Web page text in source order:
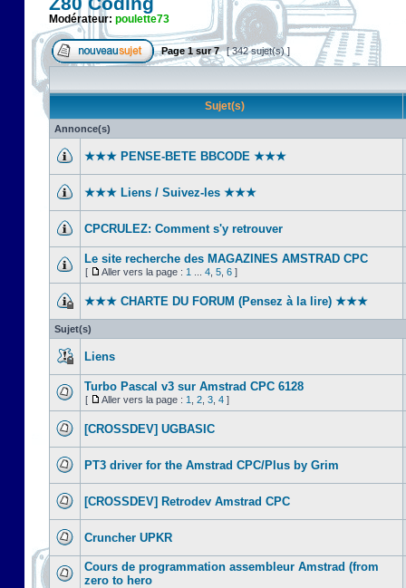
Modérateur: poulette73
Page1sur7 [ 342 sujet(s) ]
Sujet(s)
Annonce(s)
★★★ PENSE-BETE BBCODE ★★★
★★★ Liens / Suivez-les ★★★
CPCRULEZ: Comment s'y retrouver‎
Le site recherche des MAGAZINES AMSTRAD CPC
[ Aller vers la page : 1 4 5 6 ]
★★★ CHARTE DU FORUM (Pensez à la lire) ★★★
Sujet(s)
Liens
Turbo Pascal v3 sur Amstrad CPC 6128
[ Aller vers la page : 1 2 3 4 ]
[CROSSDEV] UGBASIC
PT3 driver for the Amstrad CPC/Plus by Grim
[CROSSDEV] Retrodev Amstrad CPC
Cruncher UPKR
Cours de programmation assembleur Amstrad (from
zero to hero